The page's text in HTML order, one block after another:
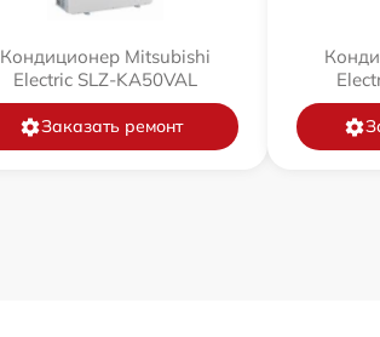
Кондиционер Mitsubishi
Electric SLZ-KA50VAL
Заказать ремонт